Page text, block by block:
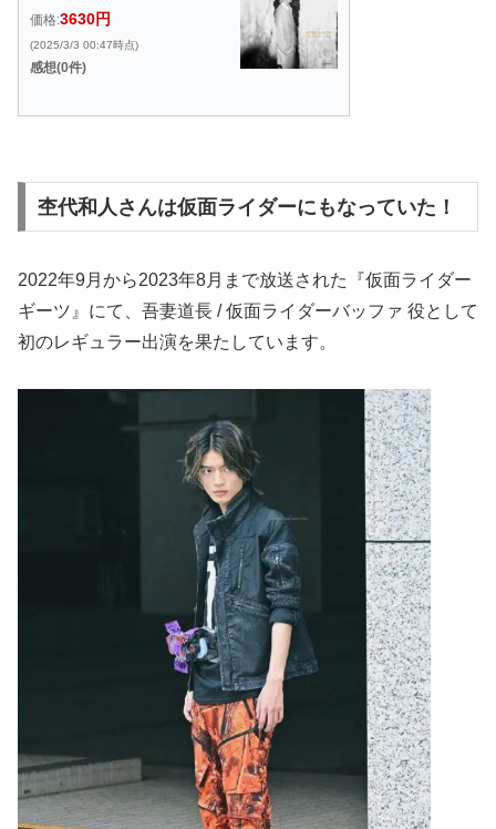
価格:3630円
(2025/3/3 00:47時点)
感想(0件)
杢代和人さんは仮面ライダーにもなっていた！
2022年9月から2023年8月まで放送された『仮面ライダー
ギーツ』にて、吾妻道長 / 仮面ライダーバッファ 役として
初のレギュラー出演を果たしています。